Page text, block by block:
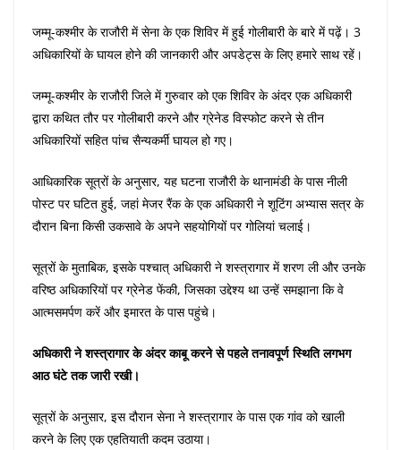
जम्मू-कश्मीर के राजौरी में सेना के एक शिविर में हुई गोलीबारी के बारे में पढ़ें। 3
अधिकारियों के घायल होने की जानकारी और अपडेट्स के लिए हमारे साथ रहें।
जम्मू-कश्मीर के राजौरी जिले में गुरुवार को एक शिविर के अंदर एक अधिकारी
द्वारा कथित तौर पर गोलीबारी करने और ग्रेनेड विस्फोट करने से तीन
अधिकारियों सहित पांच सैन्यकर्मी घायल हो गए।
आधिकारिक सूत्रों के अनुसार, यह घटना राजौरी के थानामंडी के पास नीली
पोस्ट पर घटित हुई, जहां मेजर रैंक के एक अधिकारी ने शूटिंग अभ्यास सत्र के
दौरान बिना किसी उकसावे के अपने सहयोगियों पर गोलियां चलाई।
सूत्रों के मुताबिक, इसके पश्चात् अधिकारी ने शस्त्रागार में शरण ली और उनके
वरिष्ठ अधिकारियों पर ग्रेनेड फेंकी, जिसका उद्देश्य था उन्हें समझाना कि वे
आत्मसमर्पण करें और इमारत के पास पहुंचे।
अधिकारी ने शस्त्रागार के अंदर काबू करने से पहले तनावपूर्ण स्थिति लगभग
आठ घंटे तक जारी रखी।
सूत्रों के अनुसार, इस दौरान सेना ने शस्त्रागार के पास एक गांव को खाली
करने के लिए एक एहतियाती कदम उठाया।